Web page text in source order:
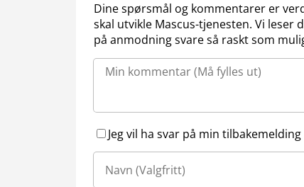
Dine spørsmål og kommentarer er
skal utvikle Mascus-tjenesten. Vi leser
på anmodning svare så raskt som
Jeg vil ha svar på min tilbakemelding